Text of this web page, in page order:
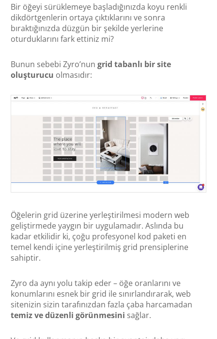
Bir öğeyi sürüklemeye başladığınızda koyu renkli
dikdörtgenlerin ortaya çıktıklarını ve sonra
bıraktığınızda düzgün bir şekilde yerlerine
oturduklarını fark ettiniz mi?
Bunun sebebi Zyro’nungrid tabanlı bir site
oluşturucu olmasıdır:
Öğelerin grid üzerine yerleştirilmesi modern web
geliştirmede yaygın bir uygulamadır. Aslında bu
kadar etkilidir ki, çoğu profesyonel kod paketi en
temel kendi içine yerleştirilmiş grid prensiplerine
sahiptir.
Zyro da aynı yolu takip eder – öğe oranlarını ve
konumlarını esnek bir grid ile sınırlandırarak, web
sitenizin sizin tarafınızdan fazla çaba harcamadan
temiz ve düzenli görünmesini sağlar.